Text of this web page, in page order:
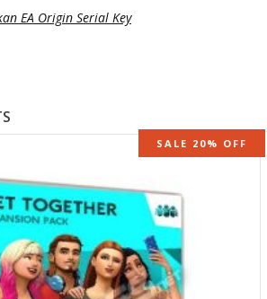
EA Origin Serial Key
SALE 20% OFF